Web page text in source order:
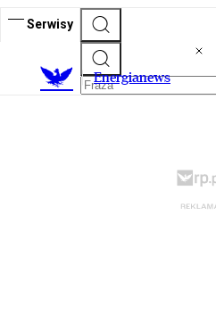
Serwisy
Energianews